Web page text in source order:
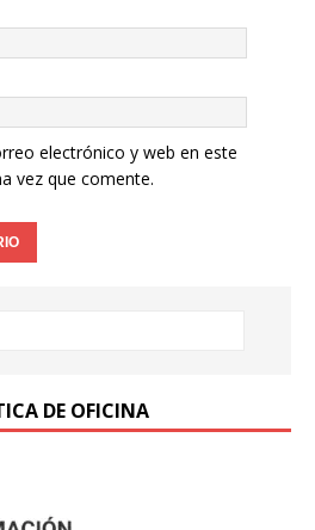
electrónico y web en este
vez que comente.
DE OFICINA